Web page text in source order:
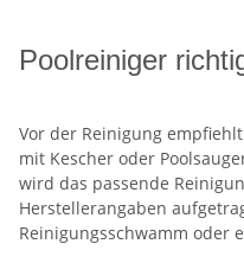
Poolreiniger
Vor der Reinigung
mit Kescher oder
wird das passende
Herstellerangaben
Reinigungsschwamm oder